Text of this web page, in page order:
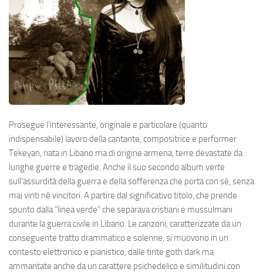
Prosegue l’interessante, originale e particolare (quanto
indispensabile) lavoro della cantante, compositrice e performer
Tekeyan, nata in Libano ma di origine armena, terre devastate da
lunghe guerre e tragedie. Anche il suo secondo album verte
sull’assurdità della guerra e della sofferenza che porta con sé, senza
mai vinti né vincitori. A partire dal significativo titolo, che prende
spunto dalla “linea verde” che separava cristiani e mussulmani
durante la guerra civile in Libano. Le canzoni, caratterizzate da un
conseguente tratto drammatico e solenne, si muovono in un
contesto elettronico e pianistico, dalle tinte goth dark ma
ammantate anche da un carattere psichedelico e similitudini con